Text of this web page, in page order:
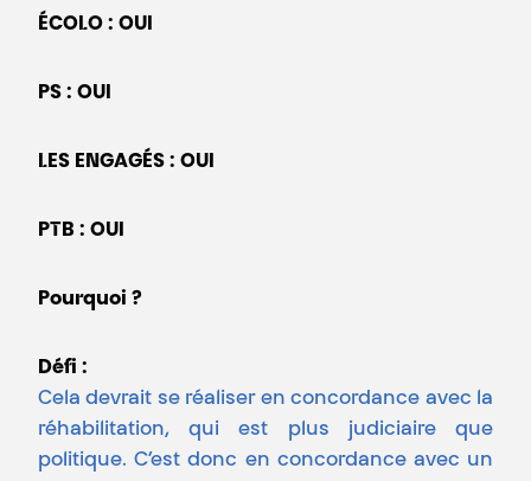
ÉCOLO : OUI
PS : OUI
LES ENGAGÉS : OUI
PTB : OUI
Pourquoi ?
Défi :
Cela devrait se réaliser en concordance avec la
réhabilitation, qui est plus judiciaire que
politique. C’est donc en concordance avec un